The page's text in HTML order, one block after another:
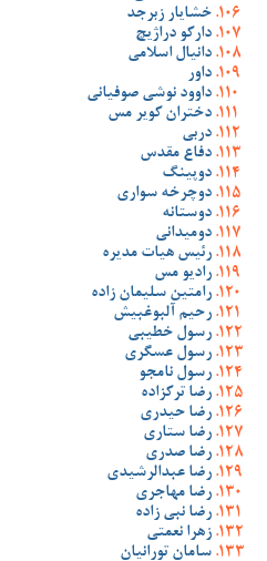
خشایار زبرجد
دارکو دراژیچ
دانیال اسلامی
داور
داوود نوشی صوفیانی
دختران کویر مس
دربی
دفاع مقدس
دوپینگ
دوچرخه سواری
دوستانه
دومیدانی
رئیس هیات مدیره
رادیو مس
رامتین سلیمان زاده
رحیم آلبوغبیش
رسول خطیبی
رسول عسگری
رسول نامجو
رضا ترکزاده
رضا حیدری
رضا ستاری
رضا صدری
رضا عبدالرشیدی
رضا مهاجری
رضا نبی زاده
زهرا نعمتی
سامان تورانیان